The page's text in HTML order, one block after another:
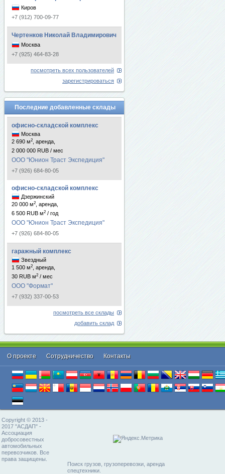
Киров
+7 (912) 700-09-77
Чертенков Николай Владимирович
Москва
+7 (925) 464-83-28
посмотреть всех пользователей
зарегистрироваться
Последние добавленные склады
офисно-складской комплекс
Москва
2 690 м2
, аренда,
2 000 000 RUB / мес
ООО "Юнион Траст Экспедиция"
+7 (926) 684-80-05
офисно-складской комплекс
Дзержинский
20 000 м2
, аренда,
6 500 RUB м2 / год
ООО "Юнион Траст Экспедиция"
+7 (926) 684-80-05
гаражный комплекс
Звездный
1 500 м2
, аренда,
30 RUB м2 / мес
ООО "Формат"
+7 (932) 337-00-53
посмотреть все склады
добавить склад
О проекте Cотрудничество Контакты
Copyright © 2013 -
2017 "АСДАП" -
Ассоциация
добросовестных
автомобильных
перевозчиков. Все
права защищены.
Поиск грузов, грузоперевозки, аренда
спецтехники.